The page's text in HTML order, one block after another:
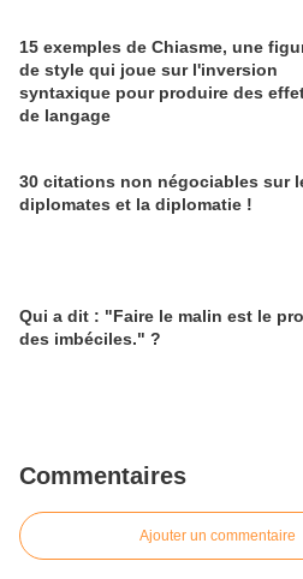
15 exemples de Chiasme, une
de style qui joue sur l'inversion
syntaxique pour produire des
de langage
30 citations non négociables sur
diplomates et la diplomatie !
Qui a dit : "Faire le malin est le
des imbéciles." ?
Commentaires
Ajouter un commentaire